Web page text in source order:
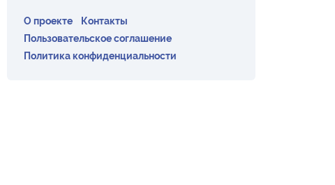
О проекте
Контакты
Пользовательское соглашение
Политика конфиденциальности